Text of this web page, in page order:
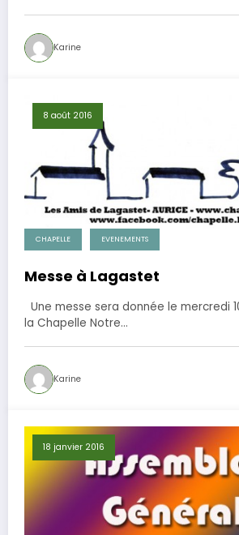
Karine
8 août 2016
CHAPELLE EVENEMENTS
Messe à Lagastet
Une messe sera donnée le mercredi
la Chapelle Notre…
Karine
18 janvier 2016